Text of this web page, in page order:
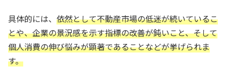
具体的には、 依然として不動産市場の低迷が続いているこ
とや、企業の景況感を示す指標の改善が鈍いこと、そして
個人消費の伸び悩みが顕著であることなどが挙げられま
す。